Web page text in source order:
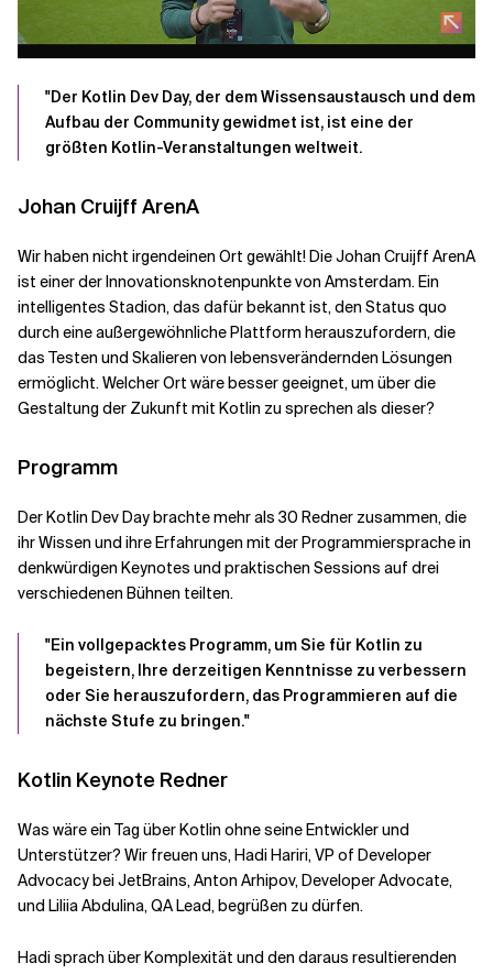
"Der Kotlin Dev Day, der dem Wissensaustausch und dem
Aufbau der Community gewidmet ist, ist eine der
größten Kotlin-Veranstaltungen weltweit.
Johan Cruijff ArenA
Wir haben nicht irgendeinen Ort gewählt! Die Johan Cruijff ArenA
ist einer der Innovationsknotenpunkte von Amsterdam. Ein
intelligentes Stadion, das dafür bekannt ist, den Status quo
durch eine außergewöhnliche Plattform herauszufordern, die
das Testen und Skalieren von lebensverändernden Lösungen
ermöglicht. Welcher Ort wäre besser geeignet, um über die
Gestaltung der Zukunft mit Kotlin zu sprechen als dieser?
Programm
Der Kotlin Dev Day brachte mehr als 30 Redner zusammen, die
ihr Wissen und ihre Erfahrungen mit der Programmiersprache in
denkwürdigen Keynotes und praktischen Sessions auf drei
verschiedenen Bühnen teilten.
"Ein vollgepacktes Programm, um Sie für Kotlin zu
begeistern, Ihre derzeitigen Kenntnisse zu verbessern
oder Sie herauszufordern, das Programmieren auf die
nächste Stufe zu bringen."
Kotlin Keynote Redner
Was wäre ein Tag über Kotlin ohne seine Entwickler und
Unterstützer? Wir freuen uns, Hadi Hariri, VP of Developer
Advocacy bei JetBrains, Anton Arhipov, Developer Advocate,
und Liliia Abdulina, QA Lead, begrüßen zu dürfen.
Hadi sprach über Komplexität und den daraus resultierenden